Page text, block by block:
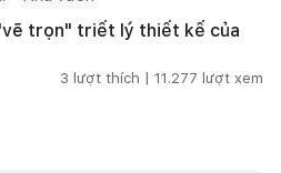
trọn" triết lý thiết kế của
3 lượt thích | 11.277 lượt xem